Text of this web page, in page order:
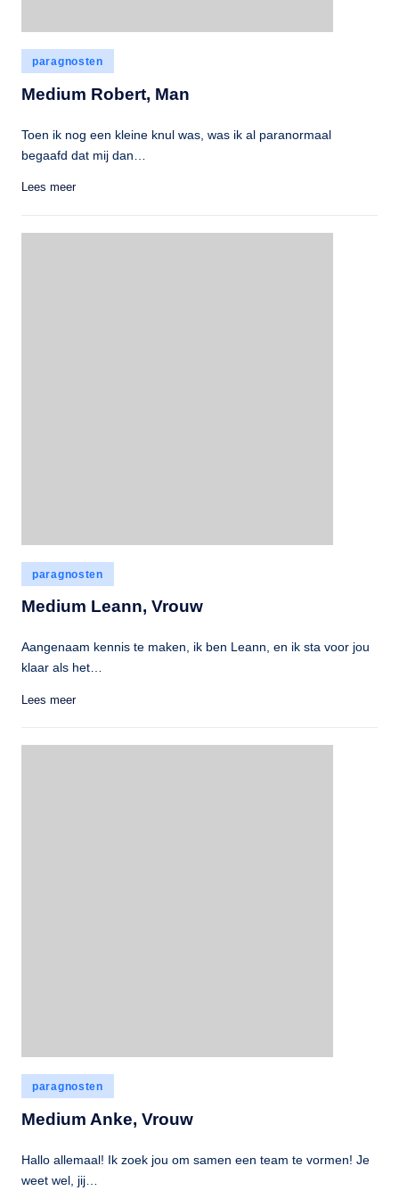
Geplaatst
in
paragnosten
Medium Robert, Man
Toen ik nog een kleine knul was, was ik al paranormaal
begaafd dat mij dan…
Lees meer
Geplaatst
in
paragnosten
Medium Leann, Vrouw
Aangenaam kennis te maken, ik ben Leann, en ik sta voor jou
klaar als het…
Lees meer
Geplaatst
in
paragnosten
Medium Anke, Vrouw
Hallo allemaal! Ik zoek jou om samen een team te vormen! Je
weet wel, jij…